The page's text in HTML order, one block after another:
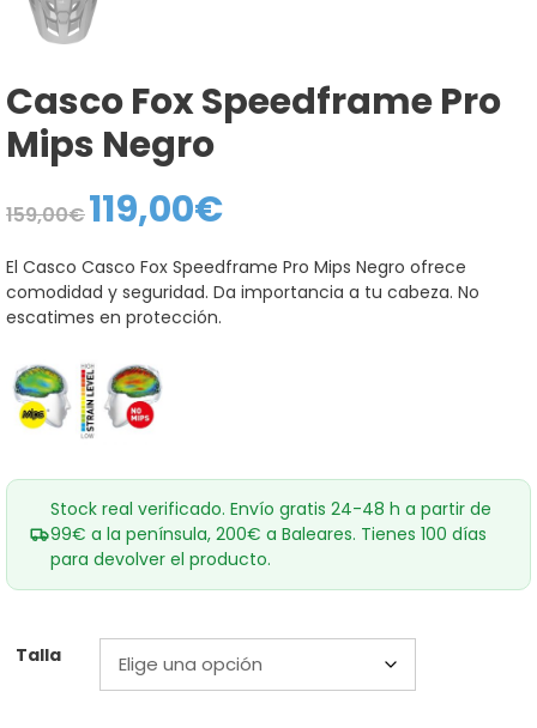
Casco Fox Speedframe Pro
Mips Negro
159,00€
El
precio
era:
159,00€.
119,00€El
precio
es:
119,00€.
El Casco Casco Fox Speedframe Pro Mips Negro ofrece
comodidad y seguridad. Da importancia a tu cabeza. No
escatimes en protección.
Stock real verificado. Envío gratis 24-48 h a partir de
99€ a la península, 200€ a Baleares. Tienes 100 días
para devolver el producto.
Talla